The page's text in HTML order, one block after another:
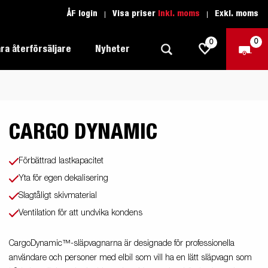
ÅF login Visa priser Inkl. moms Exkl. moms
Produktguide Allround
Produktguide Fordonstransport
Produktguide Proffs
Produktguide Entreprenad
Trafikskolan
Teckenförklaring båt
Reservdelar
1205 Limited Edition
Inredda släpvagnar
Brenderup-båttrailers utrustas med
i
återförsäljare Nyheter
0 0
CARGO DYNAMIC
Förbättrad lastkapacitet
Yta för egen dekalisering
Slagtåligt skivmaterial
Ventilation för att undvika kondens
CargoDynamic™-släpvagnarna är designade för professionella
användare och personer med elbil som vill ha en lätt släpvagn som